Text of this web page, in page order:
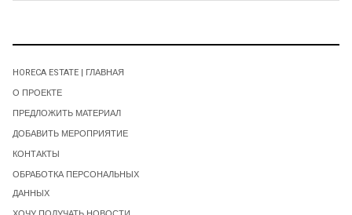
HORECA ESTATE | ГЛАВНАЯ
О ПРОЕКТЕ
ПРЕДЛОЖИТЬ МАТЕРИАЛ
ДОБАВИТЬ МЕРОПРИЯТИЕ
КОНТАКТЫ
ОБРАБОТКА ПЕРСОНАЛЬНЫХ
ДАННЫХ